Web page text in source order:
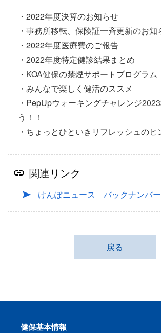
・2022年度決算のお知らせ
・事務所移転、保険証一斉更新のお知
・2022年度医療費のご報告
・2022年度特定健診結果まとめ
・KOA健保の禁煙サポートプログラム
・みんなで楽しく健活のススメ
・ PepUpウォーキングチャレンジ
う！！
・ ちょっとひといきリフレッシュのヒ
関連リンク
けんぽニュース バックナンバー
戻る
健保基本情報